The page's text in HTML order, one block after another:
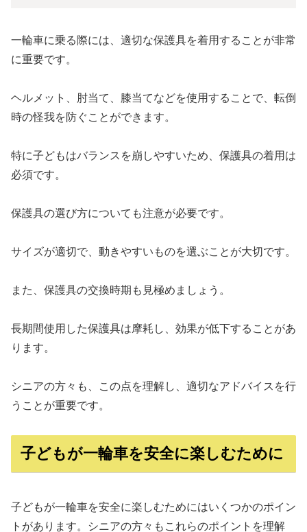
一輪車に乗る際には、適切な保護具を着用することが非常
に重要です。
ヘルメット、肘当て、膝当てなどを使用することで、転倒
時の怪我を防ぐことができます。
特に子どもはバランスを崩しやすいため、保護具の着用は
必須です。
保護具の選び方についても注意が必要です。
サイズが適切で、動きやすいものを選ぶことが大切です。
また、保護具の交換時期も見極めましょう。
長期間使用した保護具は摩耗し、効果が低下することがあ
ります。
シニアの方々も、この点を理解し、適切なアドバイスを行
うことが重要です。
子どもが一輪車を安全に楽しむために
子どもが一輪車を安全に楽しむためにはいくつかのポイン
トがあります。シニアの方々もこれらのポイントを理解